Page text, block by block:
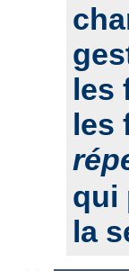
les
les
qui
la